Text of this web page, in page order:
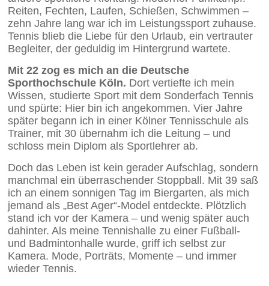
Reiten, Fechten, Laufen, Schießen, Schwimmen –
zehn Jahre lang war ich im Leistungssport zuhause.
Tennis blieb die Liebe für den Urlaub, ein vertrauter
Begleiter, der geduldig im Hintergrund wartete.
Mit 22 zog es mich an die Deutsche
Sporthochschule Köln. Dort vertiefte ich mein
Wissen, studierte Sport mit dem Sonderfach Tennis
und spürte: Hier bin ich angekommen. Vier Jahre
später begann ich in einer Kölner Tennisschule als
Trainer, mit 30 übernahm ich die Leitung – und
schloss mein Diplom als Sportlehrer ab.
Doch das Leben ist kein gerader Aufschlag, sondern
manchmal ein überraschender Stoppball. Mit 39 saß
ich an einem sonnigen Tag im Biergarten, als mich
jemand als „Best Ager“-Model entdeckte. Plötzlich
stand ich vor der Kamera – und wenig später auch
dahinter. Als meine Tennishalle zu einer Fußball-
und Badmintonhalle wurde, griff ich selbst zur
Kamera. Mode, Porträts, Momente – und immer
wieder Tennis.